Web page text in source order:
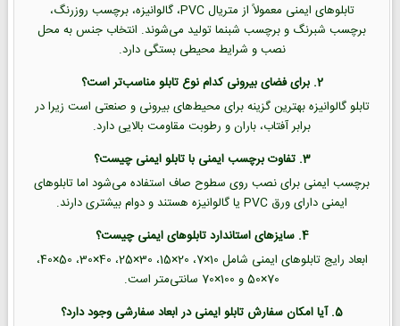
تابلوهای ایمنی معمولاً از متریال PVC، گالوانیزه، برچسب روزرنگ،
برچسب شبرنگ و برچسب شبنما تولید می‌شوند. انتخاب جنس به محل
نصب و شرایط محیطی بستگی دارد.
2. برای فضای بیرونی کدام نوع تابلو مناسب‌تر است؟
تابلو گالوانیزه بهترین گزینه برای محیط‌های بیرونی و صنعتی است زیرا در
برابر آفتاب، باران و رطوبت مقاومت بالایی دارد.
3. تفاوت برچسب ایمنی با تابلو ایمنی چیست؟
برچسب ایمنی برای نصب روی سطوح صاف استفاده می‌شود اما تابلوهای
ایمنی دارای ورق PVC یا گالوانیزه هستند و دوام بیشتری دارند.
4. سایزهای استاندارد تابلوهای ایمنی چیست؟
ابعاد رایج تابلوهای ایمنی شامل 10×7، 20×15، 30×25، 40×30، 50×40،
70×50 و 100×70 سانتی‌متر است.
5. آیا امکان سفارش تابلو ایمنی در ابعاد سفارشی وجود دارد؟